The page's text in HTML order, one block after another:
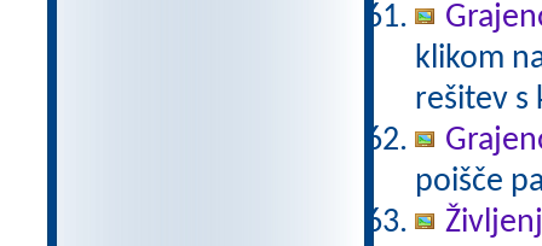
klikom
rešitev s
poišče